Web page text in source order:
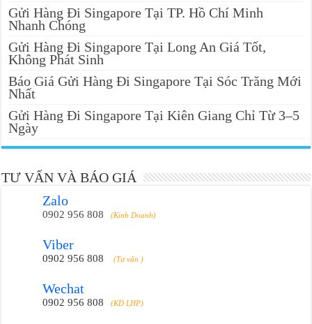
Gửi Hàng Đi Singapore Tại TP. Hồ Chí Minh
Nhanh Chóng
Gửi Hàng Đi Singapore Tại Long An Giá Tốt,
Không Phát Sinh
Báo Giá Gửi Hàng Đi Singapore Tại Sóc Trăng Mới
Nhất
Gửi Hàng Đi Singapore Tại Kiên Giang Chỉ Từ 3–5
Ngày
TƯ VẤN VÀ BÁO GIÁ
Zalo
0902 956 808 (Kinh Doanh)
Viber
0902 956 808 (Tư vấn )
Wechat
0902 956 808 (KD LHP)